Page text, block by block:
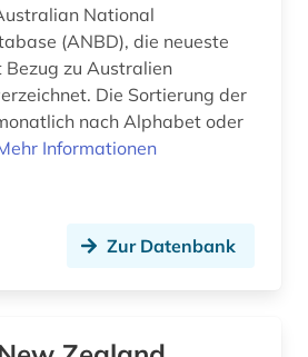
(1)
oberstes bundesgericht (1)
National
(ANBD), die neueste
zu Australien
Sortierung der
Informationen
Zur Datenbank